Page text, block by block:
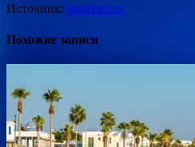
Источник: tourdom.ru
Похожие записи